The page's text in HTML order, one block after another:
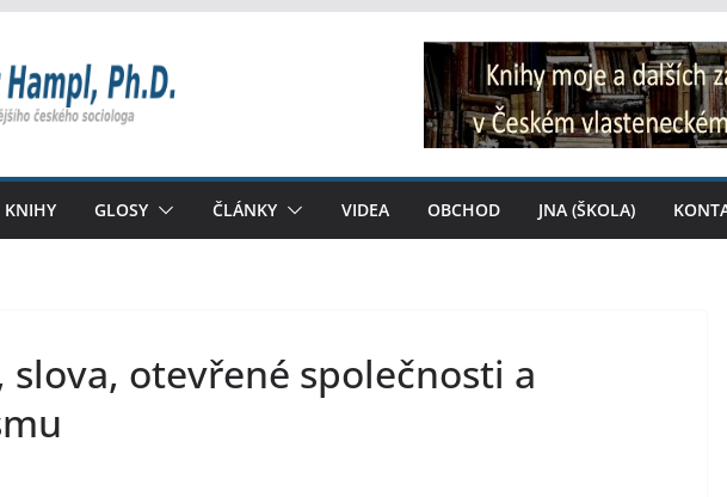
KNIHY GLOSY ČLÁNKY VIDEA OBCHOD JNA (ŠKOLA)
slova, otevřené společnosti a